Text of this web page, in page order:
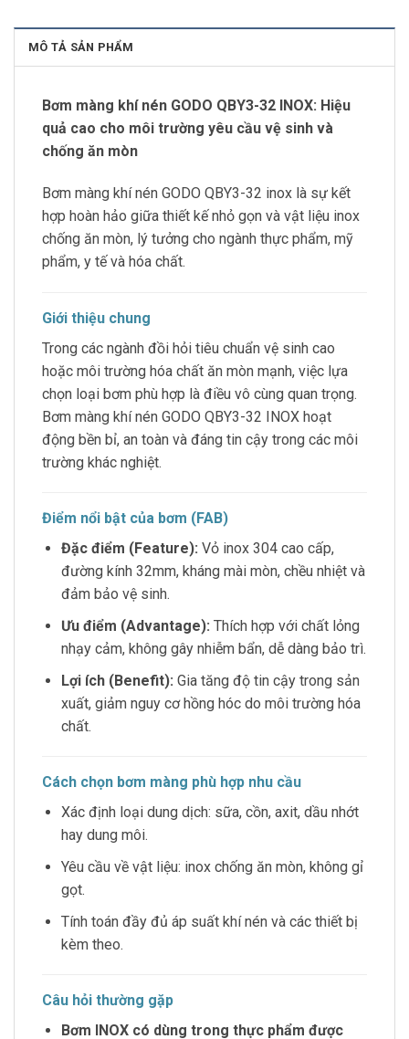
MÔ TẢ SẢN PHẨM
Bơm màng khí nén GODO QBY3-32 INOX: Hiệu
quả cao cho môi trường yêu cầu vệ sinh và
chống ăn mòn
Bơm màng khí nén GODO QBY3-32 inox là sự kết
hợp hoàn hảo giữa thiết kế nhỏ gọn và vật liệu inox
chống ăn mòn, lý tưởng cho ngành thực phẩm, mỹ
phẩm, y tế và hóa chất.
Giới thiệu chung
Trong các ngành đồi hỏi tiêu chuẩn vệ sinh cao
hoặc môi trường hóa chất ăn mòn mạnh, việc lựa
chọn loại bơm phù hợp là điều vô cùng quan trọng.
Bơm màng khí nén GODO QBY3-32 INOX hoạt
động bền bỉ, an toàn và đáng tin cậy trong các môi
trường khác nghiệt.
Điểm nổi bật của bơm (FAB)
Đặc điểm (Feature): Vỏ inox 304 cao cấp,
đường kính 32mm, kháng mài mòn, chều nhiệt và
đảm bảo vệ sinh.
Ưu điểm (Advantage): Thích hợp với chất lỏng
nhạy cảm, không gây nhiễm bẩn, dễ dàng bảo trì.
Lợi ích (Benefit): Gia tăng độ tin cậy trong sản
xuất, giảm nguy cơ hồng hóc do môi trường hóa
chất.
Cách chọn bơm màng phù hợp nhu cầu
Xác định loại dung dịch: sữa, cồn, axit, dầu nhớt
hay dung môi.
Yêu cầu về vật liệu: inox chống ăn mòn, không gỉ
gọt.
Tính toán đầy đủ áp suất khí nén và các thiết bị
kèm theo.
Câu hỏi thường gặp
Bơm INOX có dùng trong thực phẩm được